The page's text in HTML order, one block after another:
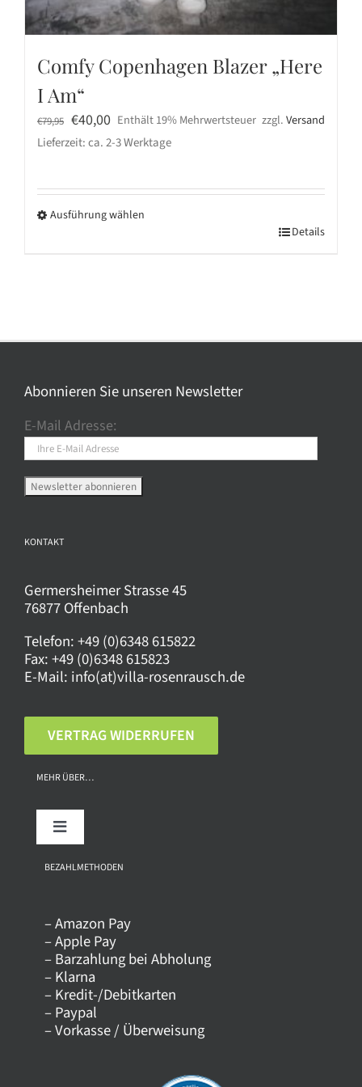
Comfy Copenhagen Blazer „Here
I Am“
€79,95 Ursprünglicher
Preis
€79,95
€40,00Aktueller
Preis
€40,00.
Enthält 19% Mehrwertsteuer zzgl.Versand
Lieferzeit: ca. 2-3 Werktage
Ausführung wählen
auf.
Optionen
auf
der
Produktseite
gewählt
Details
Abonnieren Sie unseren Newsletter
E-Mail Adresse:
KONTAKT
Germersheimer Strasse 45
76877 Offenbach
Telefon:+49 (0)6348 615822
Fax:+49 (0)6348 615823
E-Mail: info(at)villa-rosenrausch.de
VERTRAG WIDERRUFEN
MEHR ÜBER…
Toggle
Über uns
Kontakt
Versandkosten
Datenschutz
BEZAHLMETHODEN
– Amazon Pay
– Apple Pay
– Barzahlung bei Abholung
– Klarna
– Kredit-/Debitkarten
– Paypal
– Vorkasse / Überweisung